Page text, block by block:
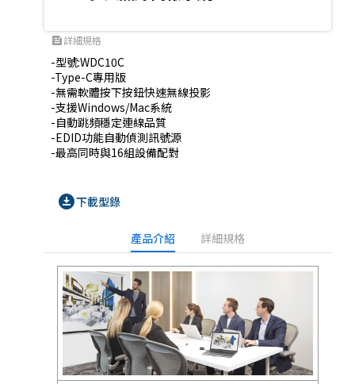
feed詳細規格
-型號:WDC10C
-Type-C專用版
-無需軟體按下按鈕快速無線投影
-支援Windows/Mac系統
-自動跳頻穩定連線品質
-EDID功能自動偵測訊號源
-最高同時與16組設備配對
download_for_offline下載型錄
產品介紹 詳細規格